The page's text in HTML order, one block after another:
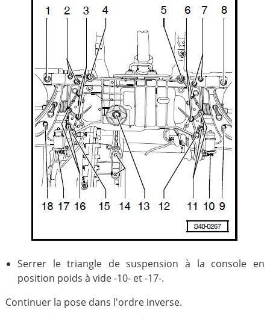
Serrer le triangle de suspension à la console en
position poids à vide -10- et -17-.
Continuer la pose dans l'ordre inverse.